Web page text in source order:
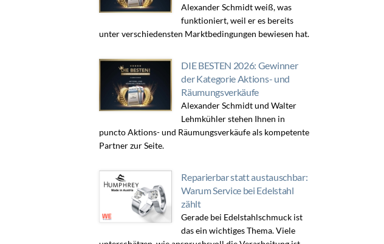
Alexander Schmidt weiß, was
funktioniert, weil er es bereits
unter verschiedensten Marktbedingungen bewiesen hat.
DIE BESTEN 2026: Gewinner
der Kategorie Aktions- und
Räumungsverkäufe
Alexander Schmidt und Walter
Lehmkühler stehen Ihnen in
puncto Aktions- und Räumungsverkäufe als kompetente
Partner zur Seite.
Reparierbar statt austauschbar:
Warum Service bei Edelstahl
zählt
Gerade bei Edelstahlschmuck ist
das ein wichtiges Thema. Viele